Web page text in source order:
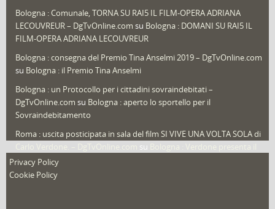
Sport
That's Bologna Magazine(25)
Video (archivio) (263)
Bologna : Comunale, TORNA SU RAI5 IL FILM-OPERA ADRIANA
LECOUVREUR – DgTvOnline.com su Bologna : DOMANI SU RAI5 IL
FILM-OPERA ADRIANA LECOUVREUR
Bologna : consegna del Premio Tina Anselmi 2019 – DgTvOnline.com
su Bologna : il Premio Tina Anselmi
Bologna : un Protocollo per i cittadini sovraindebitati –
DgTvOnline.com su Bologna : aperto lo sportello per il
Sovraindebitamento
Roma : uscita posticipata in sala del film SI VIVE UNA VOLTA SOLA di
su
nuovo film
Privacy Policy
Cookie Policy